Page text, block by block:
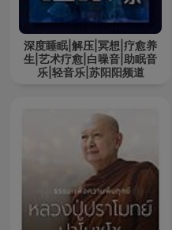
深度睡眠|解压|冥想|疗愈养
生|艺术疗愈|白噪音|助眠音
乐|轻音乐|苏阳阳频道